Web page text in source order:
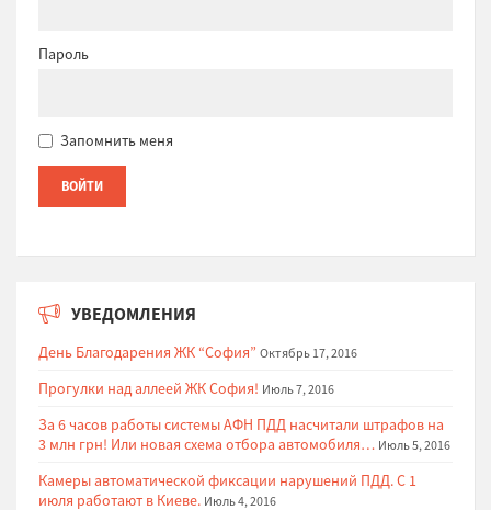
Пароль
Запомнить меня
УВЕДОМЛЕНИЯ
День Благодарения ЖК “София” Октябрь 17, 2016
Прогулки над аллеей ЖК София! Июль 7, 2016
За 6 часов работы системы АФН ПДД насчитали штрафов на
3 млн грн! Или новая схема отбора автомобиля… Июль 5, 2016
Камеры автоматической фиксации нарушений ПДД. С 1
июля работают в Киеве. Июль 4, 2016